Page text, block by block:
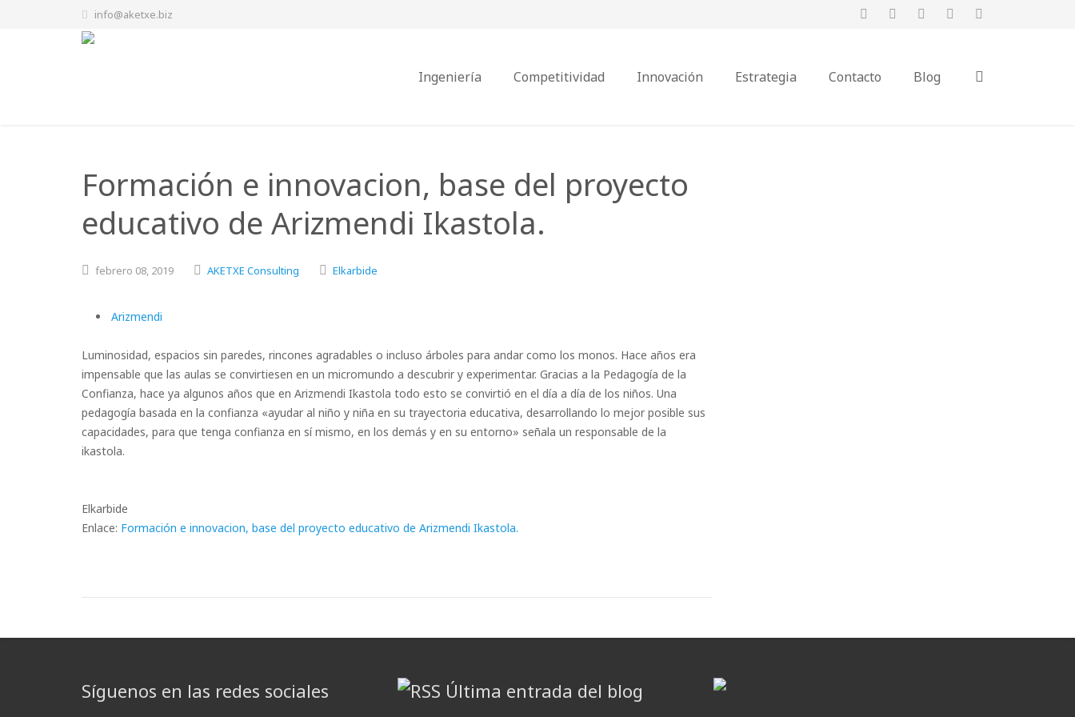
info@aketxe.biz
Ingeniería Competitividad Innovación Estrategia Contacto Blog
Formación e innovacion, base del proyecto
educativo de Arizmendi Ikastola.
febrero 08, 2019 AKETXE Consulting Elkarbide
Arizmendi
Luminosidad, espacios sin paredes, rincones agradables o incluso árboles para andar como los monos. Hace años era
impensable que las aulas se convirtiesen en un micromundo a descubrir y experimentar. Gracias a la Pedagogía de la
Confianza, hace ya algunos años que en Arizmendi Ikastola todo esto se convirtió en el día a día de los niños. Una
pedagogía basada en la confianza «ayudar al niño y niña en su trayectoria educativa, desarrollando lo mejor posible sus
capacidades, para que tenga confianza en sí mismo, en los demás y en su entorno» señala un responsable de la
ikastola.
Elkarbide
Enlace: Formación e innovacion, base del proyecto educativo de Arizmendi Ikastola.
Síguenos en las redes sociales Última entrada del blog